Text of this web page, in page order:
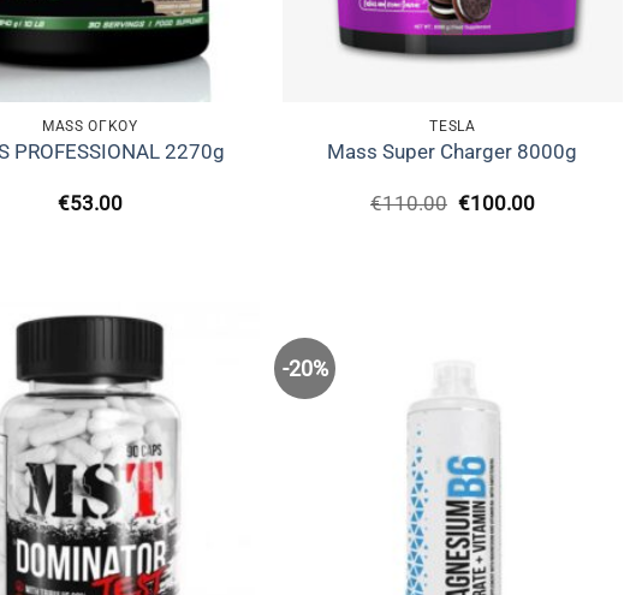
MASS ΌΓΚΟΥ
PROFESSIONAL 2270g
€53.00
TESLA
Mass Super Charger 8000g
€110.00 Original
€100.00Η
-20%